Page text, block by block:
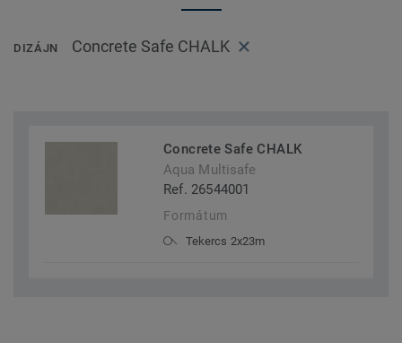
DIZÁJN Concrete Safe CHALK
Concrete Safe CHALK
Aqua Multisafe
Ref. 26544001
Formátum
Tekercs 2x23m